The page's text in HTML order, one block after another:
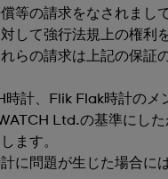
等の請求をなされまし
対して強行法規上の権利
らの請求は上記の保証
時計、Flik Flak時計のメ
Ltd.の基準にした
ます。
に問題が生じた場合に